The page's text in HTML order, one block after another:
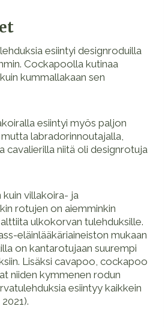
esiintyi designroduilla
Cockapoolla kutinaa
kummallakaan sen
esiintyi myös paljon
labradorinnoutajalla,
cavalierilla niitä oli designrotuja
villakoira- ja
rotujen on aiemminkin
ulkokorvan tulehduksille.
eläinlääkäriaineiston mukaan
on kantarotujaan suurempi
Lisäksi cavapoo, cockapoo
niiden kymmenen rodun
esiintyy kaikkein